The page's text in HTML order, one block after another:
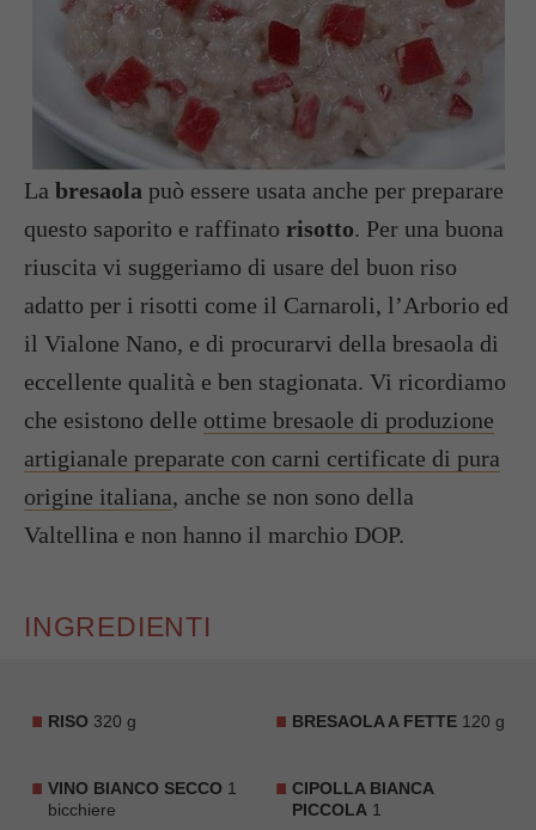
La bresaola può essere usata anche per preparare
questo saporito e raffinato risotto. Per una buona
riuscita vi suggeriamo di usare del buon riso
adatto per i risotti come il Carnaroli, l’Arborio ed
il Vialone Nano, e di procurarvi della bresaola di
eccellente qualità e ben stagionata. Vi ricordiamo
che esistono delle ottime bresaole di produzione
artigianale preparate con carni certificate di pura
origine italiana, anche se non sono della
Valtellina e non hanno il marchio DOP.
INGREDIENTI
RISO 320 g BRESAOLA A FETTE 120 g
VINO BIANCO SECCO 1
bicchiere
CIPOLLA BIANCA
PICCOLA 1